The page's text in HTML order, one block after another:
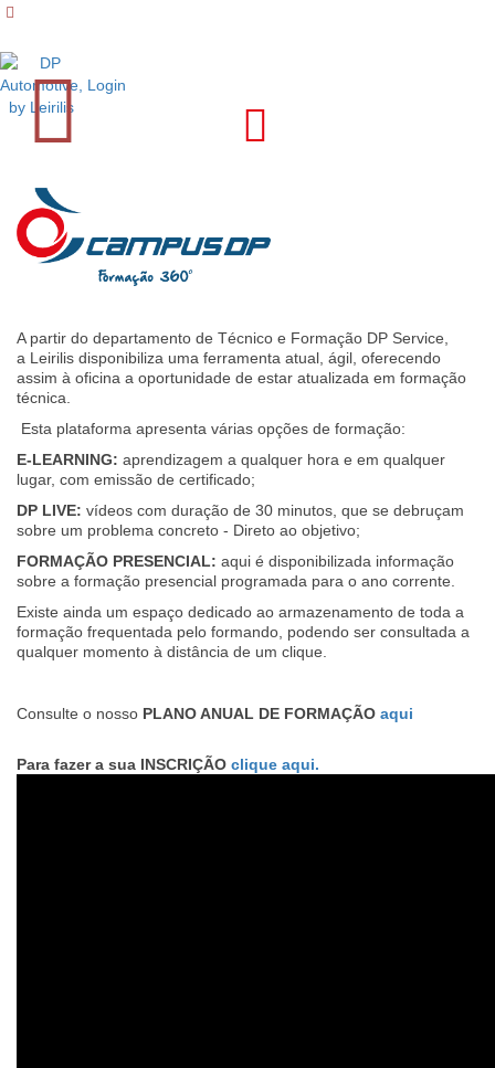
Login
A partir do departamento de Técnico e Formação DP Service,
a Leirilis disponibiliza uma ferramenta atual, ágil, oferecendo
assim à oficina a oportunidade de estar atualizada em formação
técnica.​
Esta plataforma apresenta várias opções de formação:​
E-LEARNING: aprendizagem a qualquer hora e em qualquer
lugar, com emissão de certificado;​
DP LIVE: vídeos com duração de 30 minutos, que se debruçam
sobre um problema concreto - Direto ao objetivo; ​
FORMAÇÃO PRESENCIAL: aqui é disponibilizada informação
sobre a formação presencial programada para o ano corrente.​
Existe ainda um espaço dedicado ao armazenamento de toda a
formação frequentada pelo formando, podendo ser consultada a
qualquer momento à distância de um clique.
Consulte o nosso PLANO ANUAL DE FORMAÇÃO aqui
Para fazer a sua INSCRIÇÃO clique aqui.